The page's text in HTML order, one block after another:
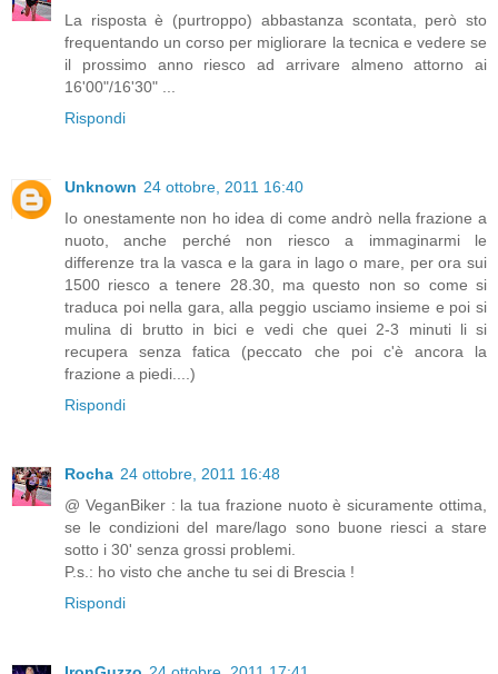
La risposta è (purtroppo) abbastanza scontata, però sto
frequentando un corso per migliorare la tecnica e vedere se
il prossimo anno riesco ad arrivare almeno attorno ai
16'00"/16'30" ...
Rispondi
Unknown 24 ottobre, 2011 16:40
Io onestamente non ho idea di come andrò nella frazione a
nuoto, anche perché non riesco a immaginarmi le
differenze tra la vasca e la gara in lago o mare, per ora sui
1500 riesco a tenere 28.30, ma questo non so come si
traduca poi nella gara, alla peggio usciamo insieme e poi si
mulina di brutto in bici e vedi che quei 2-3 minuti li si
recupera senza fatica (peccato che poi c'è ancora la
frazione a piedi....)
Rispondi
Rocha 24 ottobre, 2011 16:48
@ VeganBiker : la tua frazione nuoto è sicuramente ottima,
se le condizioni del mare/lago sono buone riesci a stare
sotto i 30' senza grossi problemi.
P.s.: ho visto che anche tu sei di Brescia !
Rispondi